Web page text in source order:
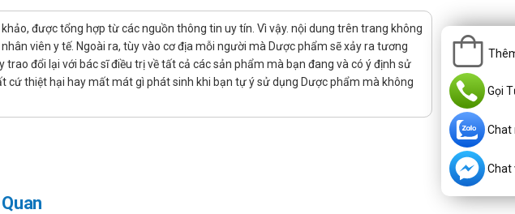
được tổng hợp từ các nguồn thông tin uy tín. Vì vậy. nội dung trên trang không
viên y tế. Ngoài ra, tùy vào cơ địa mỗi người mà Dược phẩm sẽ xảy ra tương
đổi lại với bác sĩ điều trị về tất cả các sản phẩm mà bạn đang và có ý định sử
thiệt hại hay mất mát gì phát sinh khi bạn tự ý sử dụng Dược phẩm mà không
Gọi
Chat
Chat